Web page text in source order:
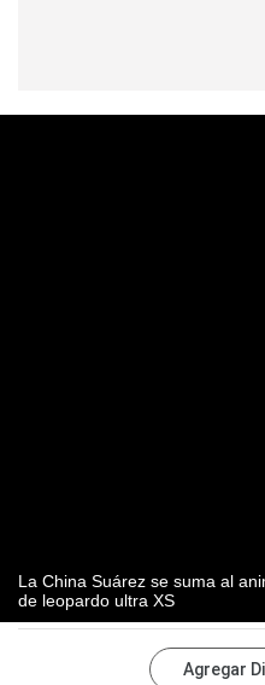
La China Suárez se suma al
de leopardo ultra XS
Agregar